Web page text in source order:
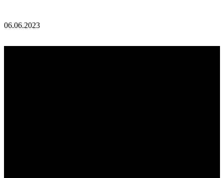
06.06.2023